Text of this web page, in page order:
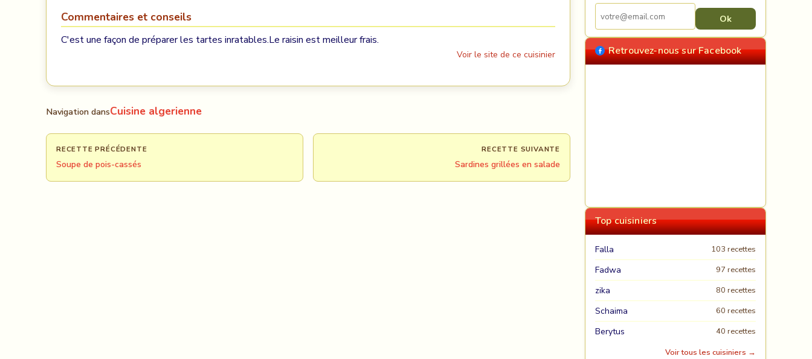
Commentaires et conseils
C'est une façon de préparer les tartes inratables.Le raisin est meilleur frais.
Voir le site de ce cuisinier
Navigation dansCuisine algerienne
RECETTE PRÉCÉDENTE
Soupe de pois-cassés
RECETTE SUIVANTE
Sardines grillées en salade
Retrouvez-nous sur Facebook
Top cuisiniers
Falla 103 recettes
Fadwa 97 recettes
zika 80 recettes
Schaima 60 recettes
Berytus
40 recettes
Voir tous les cuisiniers →